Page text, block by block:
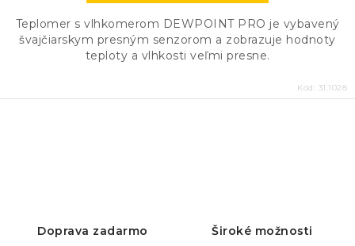
Teplomer s vlhkomerom DEWPOINT PRO je vybavený
švajčiarskym presným senzorom a zobrazuje hodnoty
teploty a vlhkosti veľmi presne.
Kód: 31.1028
Doprava zadarmo Široké možnosti